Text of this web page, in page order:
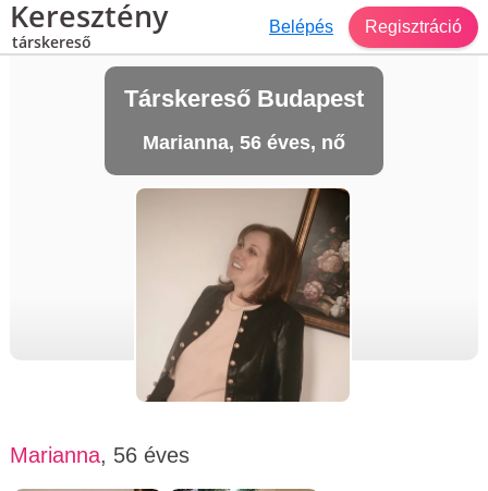
Keresztény
társkereső
Belépés Regisztráció
Társkereső Budapest
Marianna, 56 éves, nő
Marianna, 56 éves